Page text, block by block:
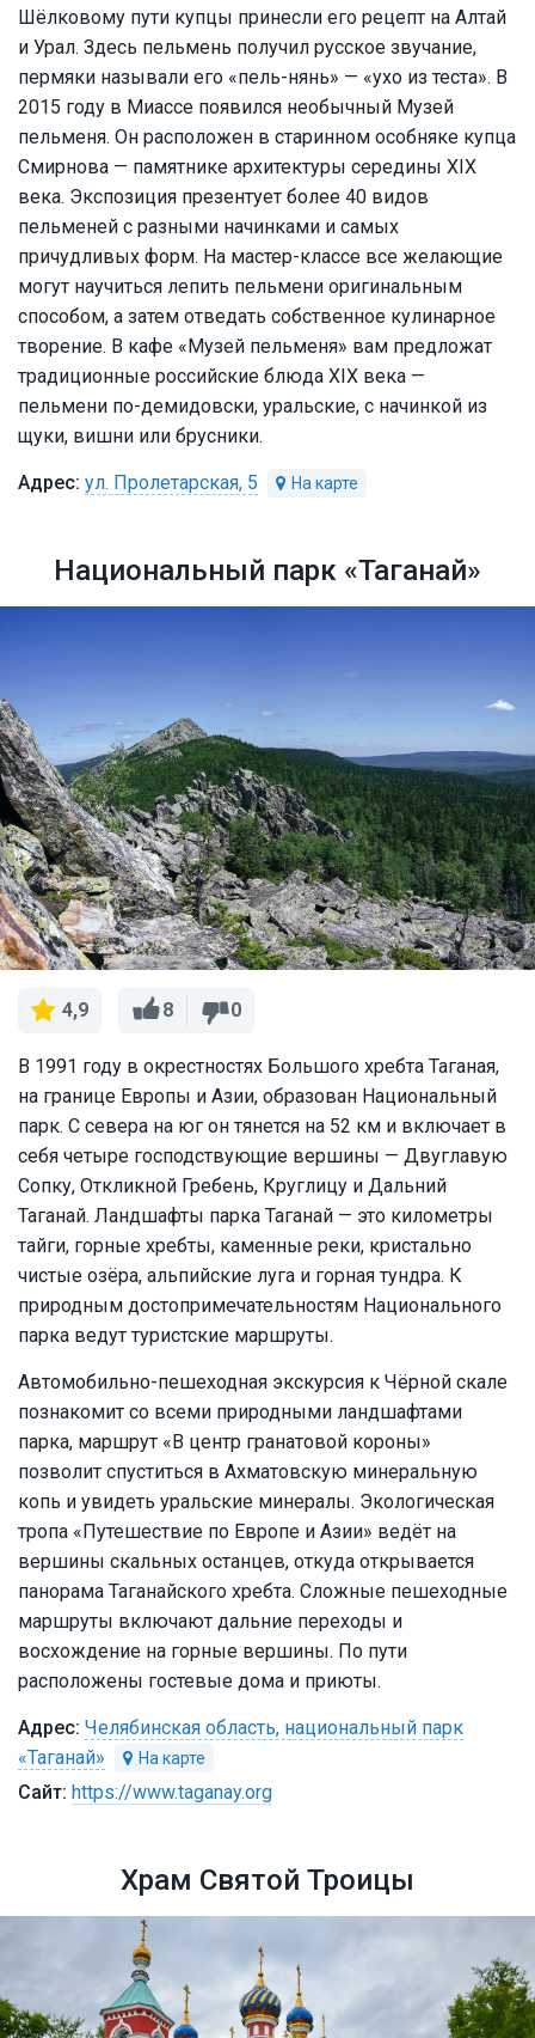
Шёлковому пути купцы принесли его рецепт на Алтай
и Урал. Здесь пельмень получил русское звучание,
пермяки называли его «пель-нянь» — «ухо из теста». В
2015 году в Миассе появился необычный Музей
пельменя. Он расположен в старинном особняке купца
Смирнова — памятнике архитектуры середины XIX
века. Экспозиция презентует более 40 видов
пельменей с разными начинками и самых
причудливых форм. На мастер-классе все желающие
могут научиться лепить пельмени оригинальным
способом, а затем отведать собственное кулинарное
творение. В кафе «Музей пельменя» вам предложат
традиционные российские блюда XIX века —
пельмени по-демидовски, уральские, с начинкой из
щуки, вишни или брусники.
ул. Пролетарская, 5
Национальный парк «Таганай»
4,9 8 0
В 1991 году в окрестностях Большого хребта Таганая,
на границе Европы и Азии, образован Национальный
парк. С севера на юг он тянется на 52 км и включает в
себя четыре господствующие вершины — Двуглавую
Сопку, Откликной Гребень, Круглицу и Дальний
Таганай. Ландшафты парка Таганай — это километры
тайги, горные хребты, каменные реки, кристально
чистые озёра, альпийские луга и горная тундра. К
природным достопримечательностям Национального
парка ведут туристские маршруты.
Автомобильно-пешеходная экскурсия к Чёрной скале
познакомит со всеми природными ландшафтами
парка, маршрут «В центр гранатовой короны»
позволит спуститься в Ахматовскую минеральную
копь и увидеть уральские минералы. Экологическая
тропа «Путешествие по Европе и Азии» ведёт на
вершины скальных останцев, откуда открывается
панорама Таганайского хребта. Сложные пешеходные
маршруты включают дальние переходы и
восхождение на горные вершины. По пути
расположены гостевые дома и приюты.
Челябинская область, национальный парк
«Таганай»
https://www.taganay.org
Храм Святой Троицы